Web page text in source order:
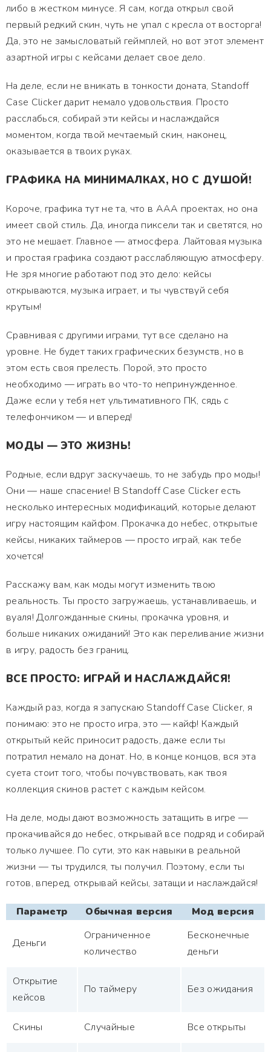
либо в жестком минусе. Я сам, когда открыл свой
первый редкий скин, чуть не упал с кресла от восторга!
Да, это не замысловатый геймплей, но вот этот элемент
азартной игры с кейсами делает свое дело.
На деле, если не вникать в тонкости доната, Standoff
Case Clicker дарит немало удовольствия. Просто
расслабься, собирай эти кейсы и наслаждайся
моментом, когда твой мечтаемый скин, наконец,
оказывается в твоих руках.
ГРАФИКА НА МИНИМАЛКАХ, НО С ДУШОЙ!
Короче, графика тут не та, что в AAA проектах, но она
имеет свой стиль. Да, иногда пиксели так и светятся, но
это не мешает. Главное — атмосфера. Лайтовая музыка
и простая графика создают расслабляющую атмосферу.
Не зря многие работают под это дело: кейсы
открываются, музыка играет, и ты чувствуй себя
крутым!
Сравнивая с другими играми, тут все сделано на
уровне. Не будет таких графических безумств, но в
этом есть своя прелесть. Порой, это просто
необходимо — играть во что-то непринужденное.
Даже если у тебя нет ультимативного ПК, сядь с
телефончиком — и вперед!
МОДЫ — ЭТО ЖИЗНЬ!
Родные, если вдруг заскучаешь, то не забудь про моды!
Они — наше спасение! В Standoff Case Clicker есть
несколько интересных модификаций, которые делают
игру настоящим кайфом. Прокачка до небес, открытые
кейсы, никаких таймеров — просто играй, как тебе
хочется!
Расскажу вам, как моды могут изменить твою
реальность. Ты просто загружаешь, устанавливаешь, и
вуаля! Долгожданные скины, прокачка уровня, и
больше никаких ожиданий! Это как переливание жизни
в игру, радость без границ.
ВСЕ ПРОСТО: ИГРАЙ И НАСЛАЖДАЙСЯ!
Каждый раз, когда я запускаю Standoff Case Clicker, я
понимаю: это не просто игра, это — кайф! Каждый
открытый кейс приносит радость, даже если ты
потратил немало на донат. Но, в конце концов, вся эта
суета стоит того, чтобы почувствовать, как твоя
коллекция скинов растет с каждым кейсом.
На деле, моды дают возможность затащить в игре —
прокачивайся до небес, открывай все подряд и собирай
только лучшее. По сути, это как навыки в реальной
жизни — ты трудился, ты получил. Поэтому, если ты
готов, вперед, открывай кейсы, затащи и наслаждайся!
Параметр Обычная версия Мод версия
Деньги
Ограниченное
количество
Бесконечные
деньги
Открытие
кейсов
По таймеру Без ожидания
Скины Случайные Все открыты